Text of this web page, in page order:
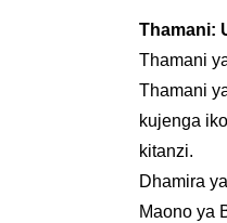
Thamani:
Thamani
Thamani
kujenga
kitanzi.
Dhamira
Maono ya